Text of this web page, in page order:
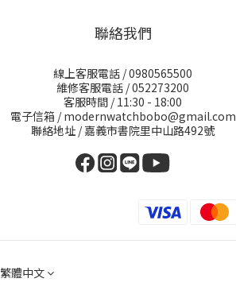
聯絡我們
線上客服電話 / 0980565500
維修客服電話 / 052273200
客服時間 / 11:30 - 18:00
電子信箱 / modernwatchbobo@gmail.com
聯絡地址 / 嘉義市書院里中山路492號
繁體中文